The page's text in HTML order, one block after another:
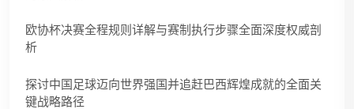
欧协杯决赛全程规则详解与赛制执行步骤全面深度权威剖
析
探讨中国足球迈向世界强国并追赶巴西辉煌成就的全面关
键战略路径